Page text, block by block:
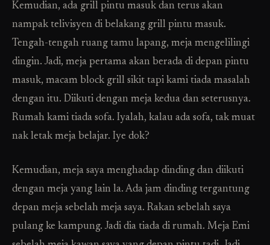
Kemudian, ada grill pintu masuk dan terus akan
nampak telivisyen di belakang grill pintu masuk.
Tengah-tengah ruang tamu lapang, meja mengelilingi
dingin. Jadi, meja pertama akan berada di depan pintu
masuk, macam block grill sikit tapi kami tiada masalah
dengan itu. Diikuti dengan meja kedua dan seterusnya.
Rumah kami tiada sofa. Iyalah, kalau ada sofa, tak muat
nak letak meja belajar. Iye dok?
Kemudian, meja saya menghadap dinding dan diikuti
dengan meja yang lain la. Ada jam dinding tergantung
depan meja sebelah meja saya. Rakan sebelah saya
pulang ke kampung. Jadi dia tiada di rumah. Meja Emi